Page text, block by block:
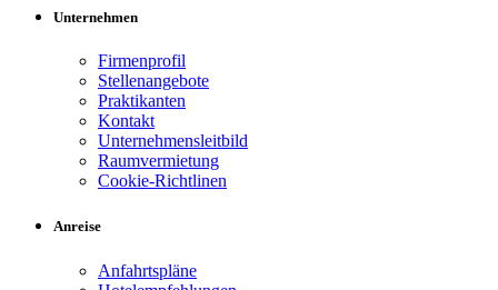
Unternehmen
Firmenprofil
Stellenangebote
Praktikanten
Kontakt
Unternehmensleitbild
Raumvermietung
Cookie-Richtlinen
Anreise
Anfahrtspläne